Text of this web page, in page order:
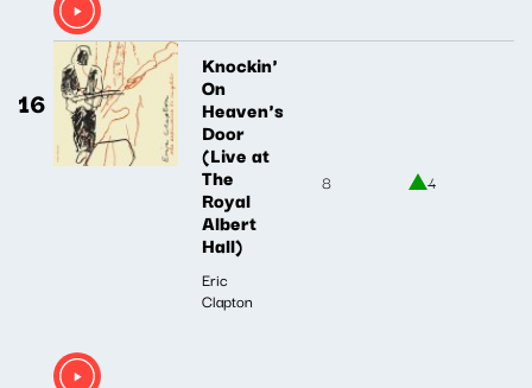
16
Knockin'
On
Heaven's
Door
(Live at
The
Royal
Albert
Hall)
Eric
Clapton
8 4